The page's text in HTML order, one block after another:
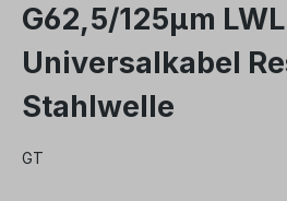
G62,5/125µm
Universalkabel
Stahlwelle
GT